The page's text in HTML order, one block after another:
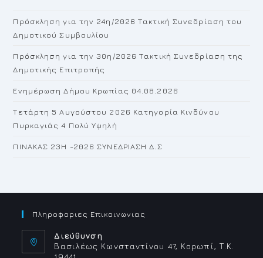
Πρόσκληση για την 24η/2026 Τακτική Συνεδρίαση του
Δημοτικού Συμβουλίου
Πρόσκληση για την 30η/2026 Τακτική Συνεδρίαση της
Δημοτικής Επιτροπής
Ενημέρωση Δήμου Κρωπίας 04.08.2026
Τετάρτη 5 Αυγούστου 2026 Κατηγορία Κινδύνου
Πυρκαγιάς 4 Πολύ Υψηλή
ΠΙΝΑΚΑΣ 23H -2026 ΣΥΝΕΔΡΙΑΣΗ Δ.Σ
Πληροφοριες Επικοινωνιας
Διεύθυνση
Βασιλέως Κωνσταντίνου 47, Κορωπί, Τ.Κ.